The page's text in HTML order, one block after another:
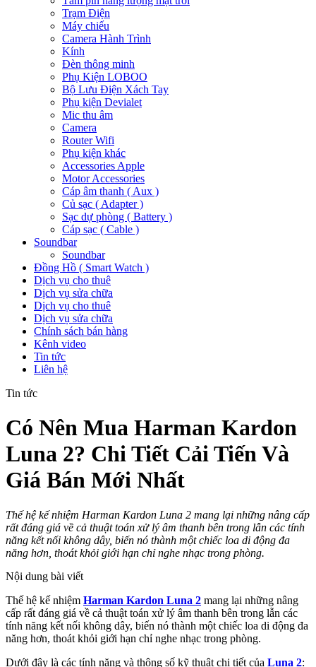
Trạm Điện
Máy chiếu
Camera Hành Trình
Kính
Đèn thông minh
Phụ Kiện LOBOO
Bộ Lưu Điện Xách Tay
Phụ kiện Devialet
Mic thu âm
Camera
Router Wifi
Phụ kiện khác
Accessories Apple
Motor Accessories
Cáp âm thanh ( Aux )
Củ sạc ( Adapter )
Sạc dự phòng ( Battery )
Cáp sạc ( Cable )
Soundbar
Soundbar
Đồng Hồ ( Smart Watch )
Dịch vụ cho thuê
Dịch vụ sửa chữa
Dịch vụ cho thuê
Dịch vụ sửa chữa
Chính sách bán hàng
Kênh video
Tin tức
Liên hệ
Tin tức
Có Nên Mua Harman Kardon
Luna 2? Chi Tiết Cải Tiến Và
Giá Bán Mới Nhất
Thế hệ kế nhiệm Harman Kardon Luna 2 mang lại những nâng cấp
rất đáng giá về cả thuật toán xử lý âm thanh bên trong lẫn các tính
năng kết nối không dây, biến nó thành một chiếc loa di động đa
năng hơn, thoát khỏi giới hạn chỉ nghe nhạc trong phòng.
Nội dung bài viết
Thế hệ kế nhiệm Harman Kardon Luna 2 mang lại những nâng
cấp rất đáng giá về cả thuật toán xử lý âm thanh bên trong lẫn các
tính năng kết nối không dây, biến nó thành một chiếc loa di động đa
năng hơn, thoát khỏi giới hạn chỉ nghe nhạc trong phòng.
Dưới đây là các tính năng và thông số kỹ thuật chi tiết của Luna 2: